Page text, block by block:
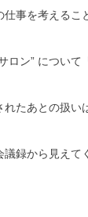
仕事を考えるこ
ロン” について
れたあとの扱
議録から見えて